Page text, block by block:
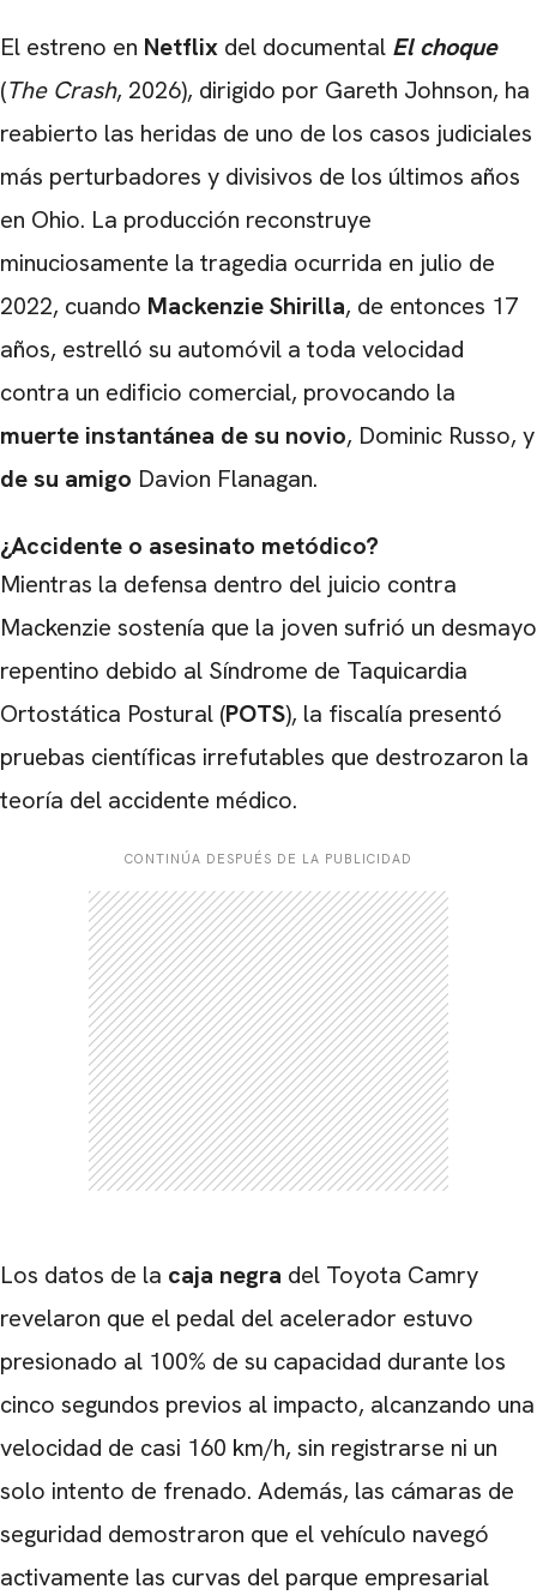
El estreno en Netflix del documental El choque
(The Crash, 2026), dirigido por Gareth Johnson, ha
reabierto las heridas de uno de los casos judiciales
más perturbadores y divisivos de los últimos años
en Ohio. La producción reconstruye
minuciosamente la tragedia ocurrida en julio de
2022, cuando Mackenzie Shirilla, de entonces 17
años, estrelló su automóvil a toda velocidad
contra un edificio comercial, provocando la
muerte instantánea de su novio, Dominic Russo, y
de su amigo Davion Flanagan.
¿Accidente o asesinato metódico?
Mientras la defensa dentro del juicio contra
Mackenzie sostenía que la joven sufrió un desmayo
repentino debido al Síndrome de Taquicardia
Ortostática Postural (POTS), la fiscalía presentó
pruebas científicas irrefutables que destrozaron la
teoría del accidente médico.
CONTINÚA DESPUÉS DE LA PUBLICIDAD
Los datos de la caja negra del Toyota Camry
revelaron que el pedal del acelerador estuvo
presionado al 100% de su capacidad durante los
cinco segundos previos al impacto, alcanzando una
velocidad de casi 160 km/h, sin registrarse ni un
solo intento de frenado. Además, las cámaras de
seguridad demostraron que el vehículo navegó
activamente las curvas del parque empresarial